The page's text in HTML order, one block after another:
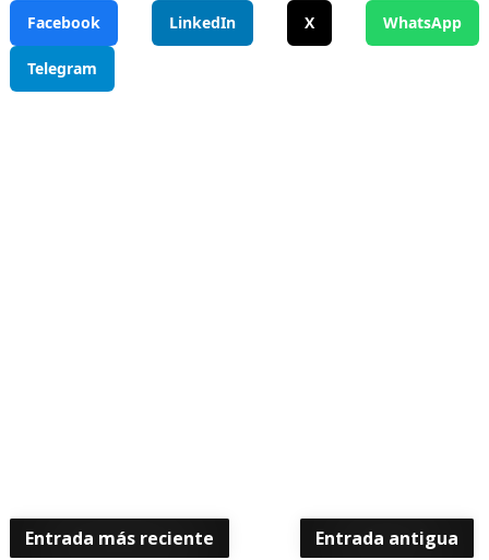
Facebook LinkedIn X WhatsApp
Telegram
Entrada más reciente Entrada antigua